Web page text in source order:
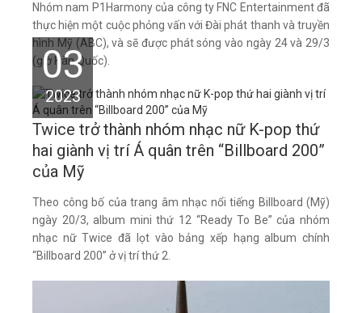
Nhóm nam P1Harmony của công ty FNC Entertainment đã
thực hiện một cuộc phỏng vấn với Đài phát thanh và truyền
hình Mỹ (ABC), và sẽ được phát sóng vào ngày 24 và 29/3
(giờ Hàn Quốc).
03
2023
Twice trở thành nhóm nhạc nữ K-pop thứ
hai giành vị trí Á quân trên “Billboard 200”
của Mỹ
Theo công bố của trang âm nhạc nổi tiếng Billboard (Mỹ)
ngày 20/3, album mini thứ 12 “Ready To Be” của nhóm
nhạc nữ Twice đã lọt vào bảng xếp hạng album chính
“Billboard 200” ở vị trí thứ 2.